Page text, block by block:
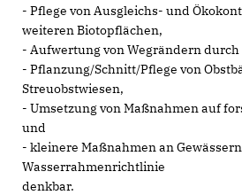
- Pflege von Ausgleichs- und
weiteren Biotopflächen,
- Aufwertung von Wegrändern
- Pflanzung/Schnitt/Pflege von
Streuobstwiesen,
- Umsetzung von Maßnahmen auf
und
- kleinere Maßnahmen an
Wasserrahmenrichtlinie
denkbar.